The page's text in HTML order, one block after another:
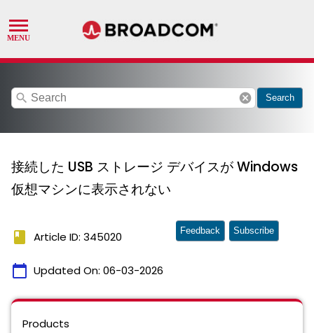
search cancel Search
接続した USB ストレージ デバイスが Windows
仮想マシンに表示されない
book Article ID: 345020
calendar_today Updated On: 06-03-2026
Feedback Subscribe
Products